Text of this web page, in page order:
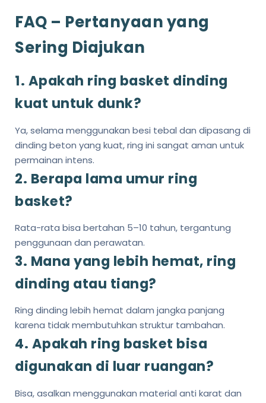
FAQ – Pertanyaan yang
Sering Diajukan
1. Apakah ring basket dinding
kuat untuk dunk?
Ya, selama menggunakan besi tebal dan dipasang di
dinding beton yang kuat, ring ini sangat aman untuk
permainan intens.
2. Berapa lama umur ring
basket?
Rata-rata bisa bertahan 5–10 tahun, tergantung
penggunaan dan perawatan.
3. Mana yang lebih hemat, ring
dinding atau tiang?
Ring dinding lebih hemat dalam jangka panjang
karena tidak membutuhkan struktur tambahan.
4. Apakah ring basket bisa
digunakan di luar ruangan?
Bisa, asalkan menggunakan material anti karat dan